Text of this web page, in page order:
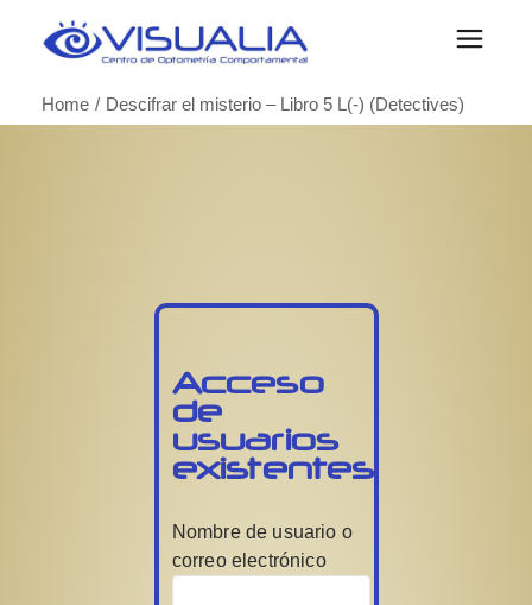
Home Descifrar el misterio – Libro 5 L(-) (Detectives)
Acceso
de
usuarios
existentes
Nombre de usuario o
correo electrónico